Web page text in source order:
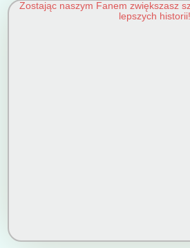
Zostając naszym Fanem zwiększasz
lepszych historii!